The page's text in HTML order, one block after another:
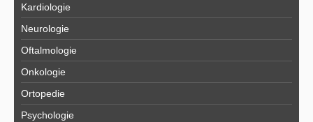
Kardiologie
Neurologie
Oftalmologie
Onkologie
Ortopedie
Psychologie